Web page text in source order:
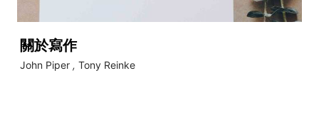
關於寫作
John Piper , Tony Reinke